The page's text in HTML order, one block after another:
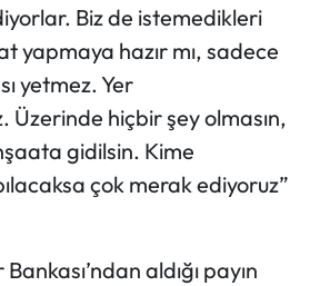
Biz de istemedikleri
yapmaya hazır mı, sadece
yetmez. Yer
Üzerinde hiçbir şey olmasın,
gidilsin. Kime
çok merak ediyoruz”
aldığı payın